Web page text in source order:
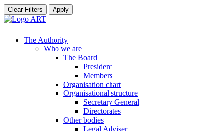
Clear Filters Apply
The Authority
Who we are
The Board
President
Members
Organisation chart
Organisational structure
Secretary General
Directorates
Other bodies
Legal Adviser